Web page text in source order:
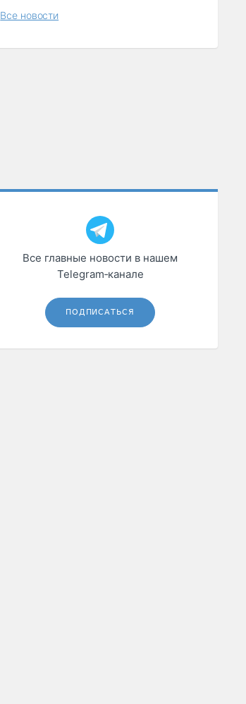
Все новости
Все главные новости в нашем
Telegram‑канале
ПОДПИСАТЬСЯ